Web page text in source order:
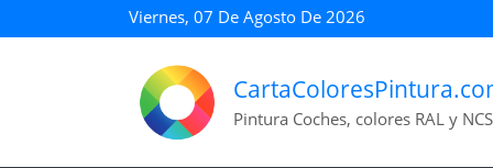
Viernes, 07 De Agosto De 2026
Pintura Coches, colores RAL y NCS